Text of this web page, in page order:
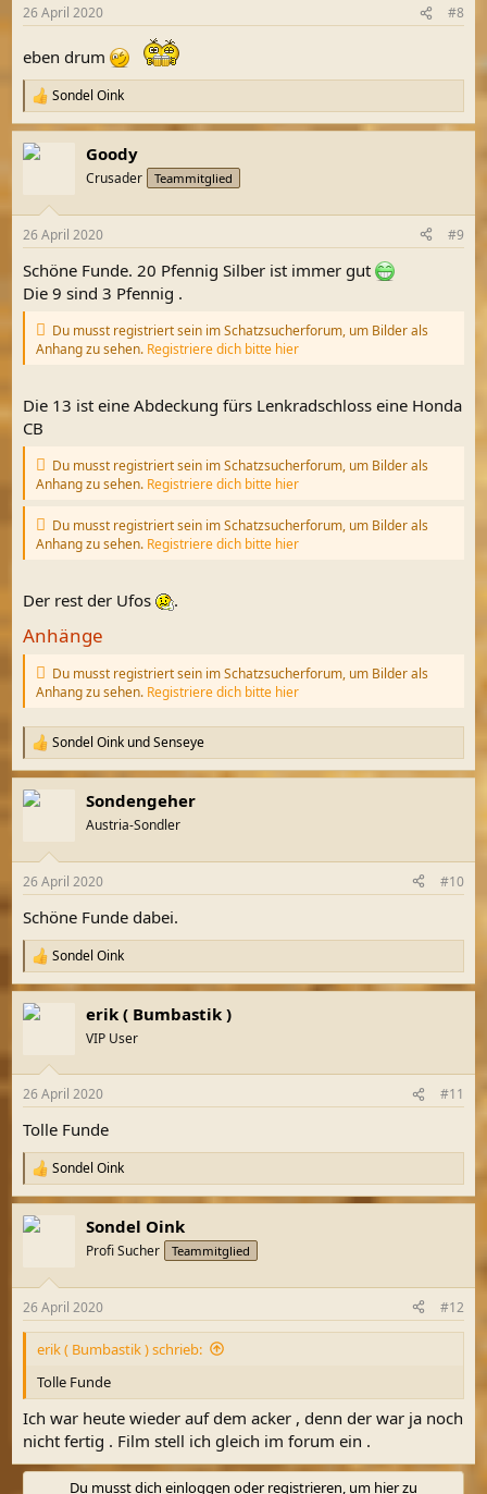
26 April 2020 #8
eben drum
R
e
a
k
e
:
Sondel Oink
Goody
Crusader Teammitglied
26 April 2020 #9
Schöne Funde. 20 Pfennig Silber ist immer gut
Die 9 sind 3 Pfennig .
Du musst registriert sein im Schatzsucherforum, um Bilder als
Anhang zu sehen. Registriere dich bitte hier
Die 13 ist eine Abdeckung fürs Lenkradschloss eine Honda
CB
Du musst registriert sein im Schatzsucherforum, um Bilder als
Anhang zu sehen. Registriere dich bitte hier
Du musst registriert sein im Schatzsucherforum, um Bilder als
Anhang zu sehen. Registriere dich bitte hier
Der rest der Ufos .
Anhänge
Du musst registriert sein im Schatzsucherforum, um Bilder als
Anhang zu sehen. Registriere dich bitte hier
R
e
a
k
e
:
Sondel Oink undSenseye
Sondengeher
Austria-Sondler
26 April 2020 #10
Schöne Funde dabei.
R
e
a
k
e
:
Sondel Oink
erik ( Bumbastik )
VIP User
26 April 2020 #11
Tolle Funde
R
e
a
k
e
n
Sondel Oink
Sondel Oink
Profi Sucher Teammitglied
26 April 2020 #12
erik ( Bumbastik ) schrieb:
Tolle Funde
Ich war heute wieder auf dem acker , denn der war ja noch
nicht fertig . Film stell ich gleich im forum ein .
Du musst dich einloggen oder registrieren, um hier zu